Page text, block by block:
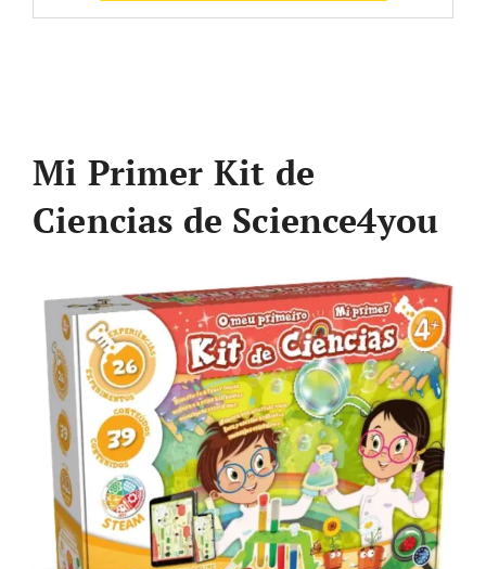
Mi Primer Kit de
Ciencias de Science4you